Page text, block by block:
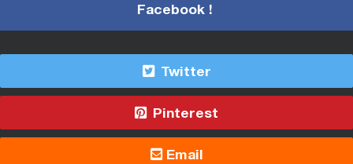
Facebook !
Twitter
Pinterest
Email